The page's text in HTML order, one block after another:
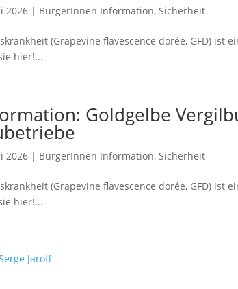
2026 | BürgerInnen Information,Sicherheit
(Grapevine flavescence dorée, GFD) ist
hier!...
Goldgelbe
2026 | BürgerInnen Information,Sicherheit
(Grapevine flavescence dorée, GFD) ist
hier!...